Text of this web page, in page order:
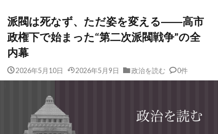
派閥は死なず、ただ姿を変える――高市
政権下で始まった“第二次派閥戦争”の全
内幕
2026年5月10日 2026年5月9日 政治を読む 0件